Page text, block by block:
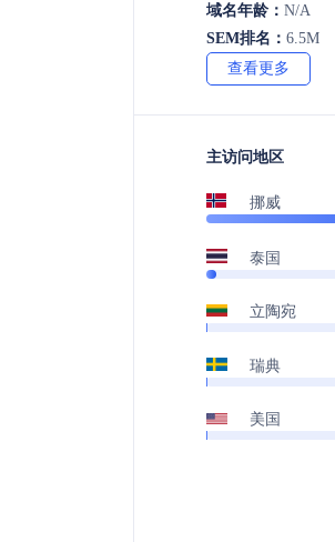
域名年龄： N/A
SEM排名： 6.5M
查看更多
主访问地区
挪威
泰国
立陶宛
瑞典
美国